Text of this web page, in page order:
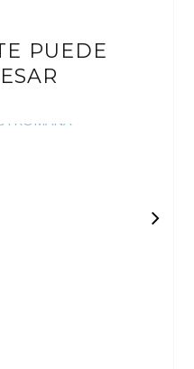
PUEDE
ROMANA